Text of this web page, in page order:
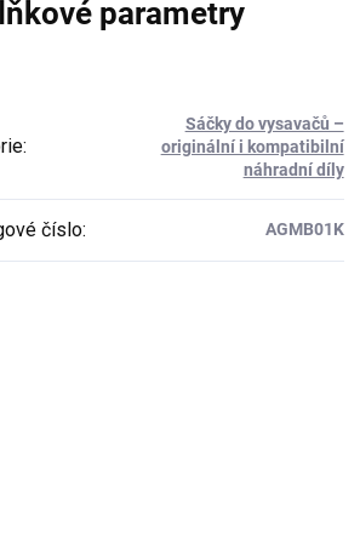
parametry
:
Sáčky do vysavačů –
originální i kompatibilní
náhradní díly
číslo: AGMB01K